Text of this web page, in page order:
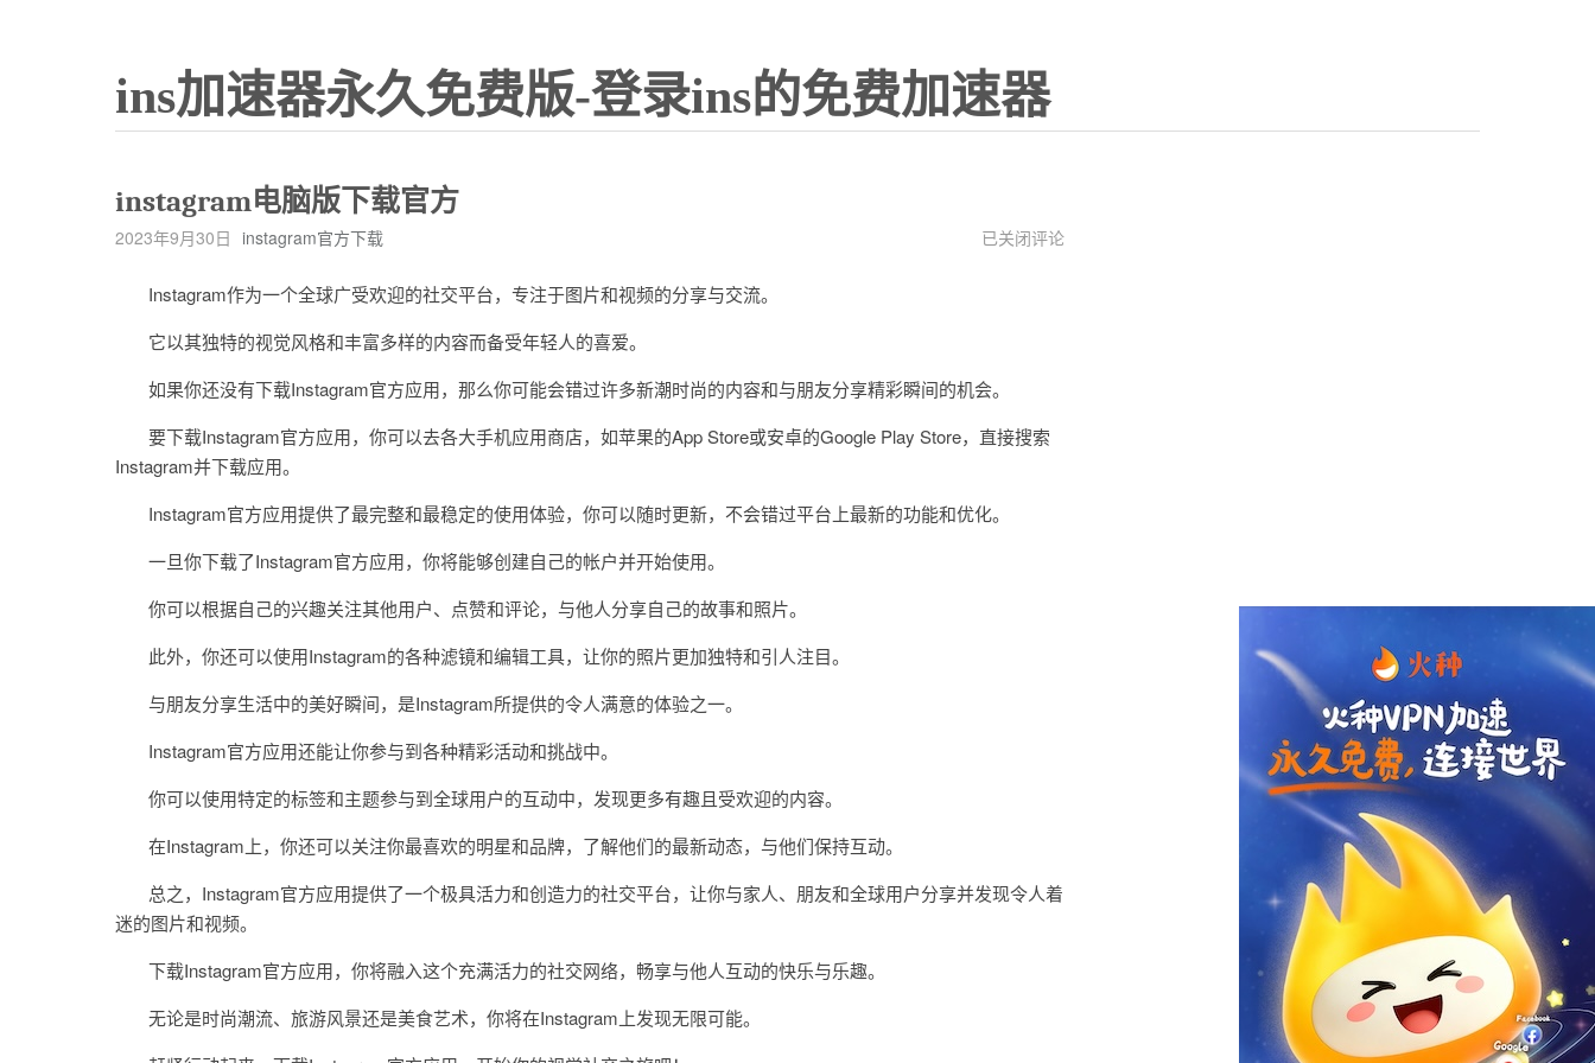
ins加速器永久免费版-登录ins的免费加速器
instagram电脑版下载官方
2023年9月30日 instagram官方下载
instagram
已关闭评论
Instagram作为一个全球广受欢迎的社交平台，专注于图片和视频的分享与交流。
它以其独特的视觉风格和丰富多样的内容而备受年轻人的喜爱。
如果你还没有下载Instagram官方应用，那么你可能会错过许多新潮时尚的内容和与朋友分享精彩瞬间的机会。
要下载Instagram官方应用，你可以去各大手机应用商店，如苹果的App Store或安卓的Google Play Store，直接搜索
Instagram并下载应用。
Instagram官方应用提供了最完整和最稳定的使用体验，你可以随时更新，不会错过平台上最新的功能和优化。
一旦你下载了Instagram官方应用，你将能够创建自己的帐户并开始使用。
你可以根据自己的兴趣关注其他用户、点赞和评论，与他人分享自己的故事和照片。
此外，你还可以使用Instagram的各种滤镜和编辑工具，让你的照片更加独特和引人注目。
与朋友分享生活中的美好瞬间，是Instagram所提供的令人满意的体验之一。
Instagram官方应用还能让你参与到各种精彩活动和挑战中。
你可以使用特定的标签和主题参与到全球用户的互动中，发现更多有趣且受欢迎的内容。
在Instagram上，你还可以关注你最喜欢的明星和品牌，了解他们的最新动态，与他们保持互动。
总之，Instagram官方应用提供了一个极具活力和创造力的社交平台，让你与家人、朋友和全球用户分享并发现令人着
迷的图片和视频。
下载Instagram官方应用，你将融入这个充满活力的社交网络，畅享与他人互动的快乐与乐趣。
无论是时尚潮流、旅游风景还是美食艺术，你将在Instagram上发现无限可能。